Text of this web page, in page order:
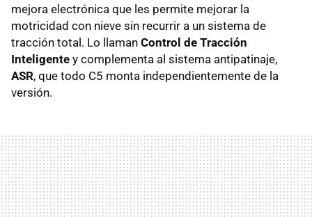
mejora electrónica que les permite mejorar la
motricidad con nieve sin recurrir a un sistema de
tracción total. Lo llaman Control de Tracción
Inteligente y complementa al sistema antipatinaje,
ASR, que todo C5 monta independientemente de la
versión.